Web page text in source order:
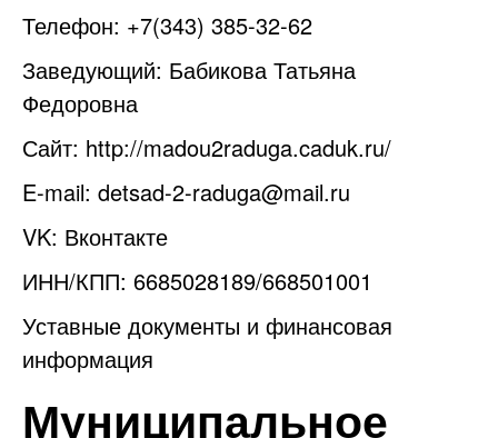
Телефон: +7(343) 385-32-62
Заведующий: Бабикова Татьяна
Федоровна
Сайт: http://madou2raduga.caduk.ru/
E-mail: detsad-2-raduga@mail.ru
VK: Вконтакте
ИНН/КПП: 6685028189/668501001
Уставные документы и финансовая
информация
Муниципальное